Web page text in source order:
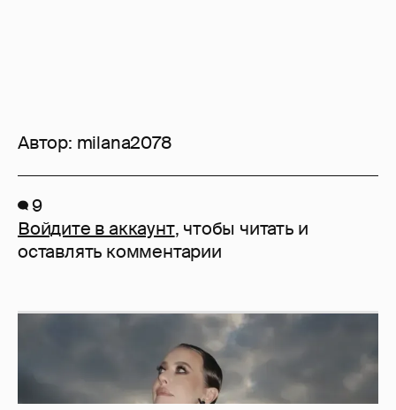
Автор: milana2078
9
Войдите в аккаунт, чтобы читать и
оставлять комментарии